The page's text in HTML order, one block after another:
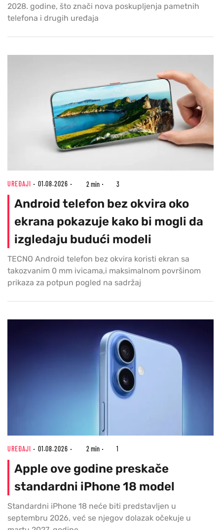
2028. godine, što znači nova poskupljenja pametnih
telefona i drugih uređaja
UREĐAJI 01.08.2026 2 min 3
Android telefon bez okvira oko
ekrana pokazuje kako bi mogli da
izgledaju budući modeli
TECNO Android telefon bez okvira koristi ekran sa
takozvanim 0 mm ivicama,i maksimalnom površinom
prikaza za potpun pogled na sadržaj
UREĐAJI 01.08.2026 2 min 1
Apple ove godine preskače
standardni iPhone 18 model
Standardni iPhone 18 neće biti predstavljen u
septembru 2026, već se njegov dolazak očekuje u